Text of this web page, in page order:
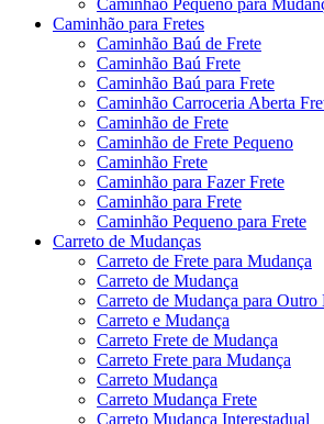
Caminhão para Fretes
Caminhão Baú de Frete
Caminhão Baú Frete
Caminhão Baú para Frete
Caminhão Carroceria Aberta
Caminhão de Frete
Caminhão de Frete Pequeno
Caminhão Frete
Caminhão para Fazer Frete
Caminhão para Frete
Caminhão Pequeno para Frete
Carreto de Mudanças
Carreto de Frete para Mudança
Carreto de Mudança
Carreto de Mudança para Outro
Carreto e Mudança
Carreto Frete de Mudança
Carreto Frete para Mudança
Carreto Mudança
Carreto Mudança Frete
Carreto Mudança Interestadual